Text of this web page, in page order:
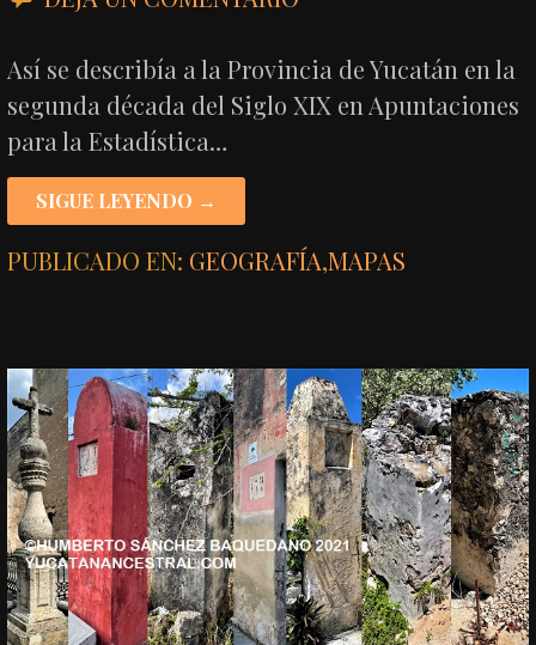
Así se describía a la Provincia de Yucatán en la
segunda década del Siglo XIX en Apuntaciones
para la Estadística…
SIGUE LEYENDO →
PUBLICADO EN: GEOGRAFÍA,MAPAS